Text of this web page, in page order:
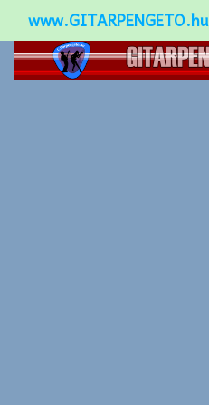
www.GITARPENGETO.hu
Népszerű-